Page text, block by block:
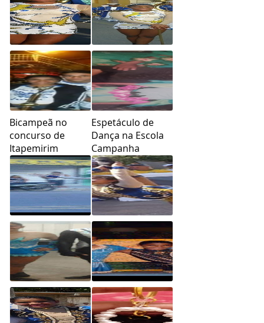
Bicampeã no
concurso de
Itapemirim
Espetáculo de
Dança na Escola
Campanha